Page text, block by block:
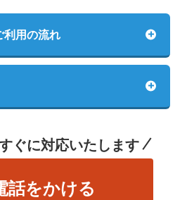
利用の流れ
ぐに対応いたします
話をかける